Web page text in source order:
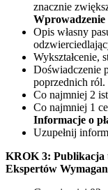
znacznie
Opis własny
Wykształcenie,
Doświadczenie
poprzednich ról.
Co najmniej 2
Co najmniej 1
Informacje o
Uzupełnij
KROK 3: Publikacja
Ekspertów